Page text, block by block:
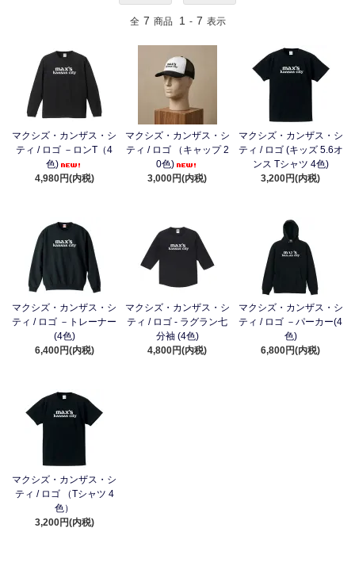
全 7 商品 1 - 7 表示
マクシズ・カンザス・シ
ティ / ロゴ －ロンT（4
色)
4,980円(内税)
マクシズ・カンザス・シ
ティ / ロゴ （キャップ 2
0色)
3,000円(内税)
マクシズ・カンザス・シ
ティ / ロゴ (キッズ 5.6オ
ンス Tシャツ 4色)
3,200円(内税)
マクシズ・カンザス・シ
ティ / ロゴ －トレーナー
(4色)
6,400円(内税)
マクシズ・カンザス・シ
ティ / ロゴ - ラグラン七
分袖 (4色)
4,800円(内税)
マクシズ・カンザス・シ
ティ / ロゴ －パーカー(4
色)
6,800円(内税)
マクシズ・カンザス・シ
ティ / ロゴ （Tシャツ 4
色）
3,200円(内税)